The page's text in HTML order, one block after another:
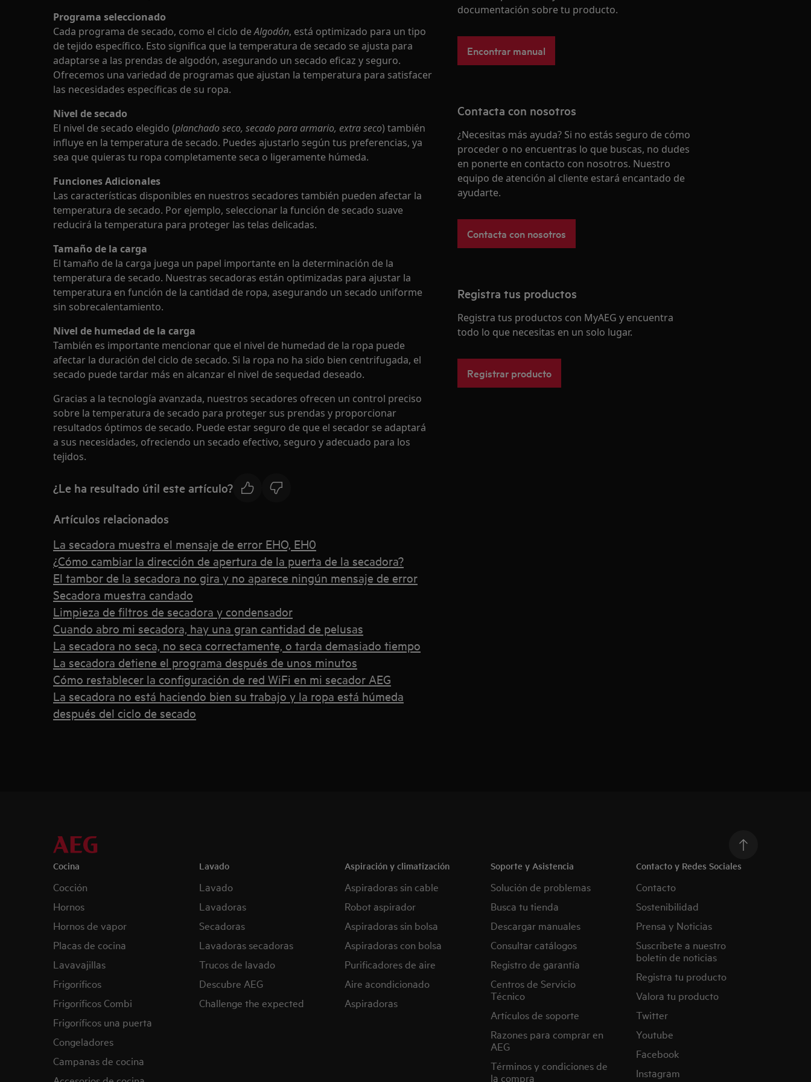
Programa seleccionado
Cada programa de secado, como el ciclo deAlgodón, está optimizado para un tipo
de tejido específico. Esto significa que la temperatura de secado se ajusta para
adaptarse a las prendas de algodón, asegurando un secado eficaz y seguro.
Ofrecemos una variedad de programas que ajustan la temperatura para satisfacer
las necesidades específicas de su ropa.
Nivel de secado
El nivel de secado elegido (planchado seco, secado para armario, extra seco) también
influye en la temperatura de secado. Puedes ajustarlo según tus preferencias, ya
sea que quieras tu ropa completamente seca o ligeramente húmeda.
Funciones Adicionales
Las características disponibles en nuestros secadores también pueden afectar la
temperatura de secado. Por ejemplo, seleccionar la función de secado suave
reducirá la temperatura para proteger las telas delicadas.
Tamaño de la carga
El tamaño de la carga juega un papel importante en la determinación de la
temperatura de secado. Nuestras secadoras están optimizadas para ajustar la
temperatura en función de la cantidad de ropa, asegurando un secado uniforme
sin sobrecalentamiento.
Nivel de humedad de la carga
También es importante mencionar que el nivel de humedad de la ropa puede
afectar la duración del ciclo de secado. Si la ropa no ha sido bien centrifugada, el
secado puede tardar más en alcanzar el nivel de sequedad deseado.
Gracias a la tecnología avanzada, nuestros secadores ofrecen un control preciso
sobre la temperatura de secado para proteger sus prendas y proporcionar
resultados óptimos de secado. Puede estar seguro de que el secador se adaptará
a sus necesidades, ofreciendo un secado efectivo, seguro y adecuado para los
tejidos.
¿Le ha resultado útil este artículo?
Artículos relacionados
La secadora muestra el mensaje de error EHO, EH0
¿Cómo cambiar la dirección de apertura de la puerta de la secadora?
El tambor de la secadora no gira y no aparece ningún mensaje de error
Secadora muestra candado
Limpieza de filtros de secadora y condensador
Cuando abro mi secadora, hay una gran cantidad de pelusas
La secadora no seca, no seca correctamente, o tarda demasiado tiempo
La secadora detiene el programa después de unos minutos
Cómo restablecer la configuración de red WiFi en mi secador AEG
La secadora no está haciendo bien su trabajo y la ropa está húmeda
después del ciclo de secado
documentación sobre tu producto.
Encontrar manual
Contacta con nosotros
¿Necesitas más ayuda? Si no estás seguro de cómo
proceder o no encuentras lo que buscas, no dudes
en ponerte en contacto con nosotros. Nuestro
equipo de atención al cliente estará encantado de
ayudarte.
Contacta con nosotros
Registra tus productos
Registra tus productos con MyAEG y encuentra
todo lo que necesitas en un solo lugar.
Registrar producto
Cocina
Cocción
Hornos
Hornos de vapor
Placas de cocina
Lavavajillas
Frigoríficos
Frigoríficos Combi
Frigoríficos una puerta
Congeladores
Campanas de cocina
Lavado
Lavado
Lavadoras
Secadoras
Lavadoras secadoras
Trucos de lavado
Descubre AEG
Challenge the expected
Aspiración y climatización
Aspiradoras sin cable
Robot aspirador
Aspiradoras sin bolsa
Aspiradoras con bolsa
Purificadores de aire
Aire acondicionado
Aspiradoras
Soporte y Asistencia
Solución de problemas
Busca tu tienda
Descargar manuales
Consultar catálogos
Registro de garantía
Centros de Servicio
Técnico
Artículos de soporte
Razones para comprar en
AEG
Términos y condiciones de
la compra
Contacto y Redes Sociales
Contacto
Sostenibilidad
Prensa y Noticias
Suscríbete a nuestro
boletín de noticias
Registra tu producto
Valora tu producto
Twitter
Youtube
Facebook
Instagram